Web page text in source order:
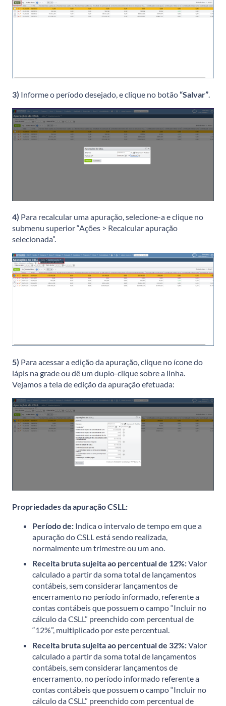
3) Informe o período desejado, e clique no botão“Salvar”.
4) Para recalcular uma apuração, selecione-a e clique no
submenu superior “Ações > Recalcular apuração
selecionada”.
5) Para acessar a edição da apuração, clique no ícone do
lápis na grade ou dê um duplo-clique sobre a linha.
Vejamos a tela de edição da apuração efetuada:
Propriedades da apuração CSLL:
Período de: Indica o intervalo de tempo em que a
apuração do CSLL está sendo realizada,
normalmente um trimestre ou um ano.
Receita bruta sujeita ao percentual de 12%:Valor
calculado a partir da soma total de lançamentos
contábeis, sem considerar lançamentos de
encerramento no período informado, referente a
contas contábeis que possuem o campo “Incluir no
cálculo da CSLL” preenchido com percentual de
“12%”, multiplicado por este percentual.
Receita bruta sujeita ao percentual de 32%:Valor
calculado a partir da soma total de lançamentos
contábeis, sem considerar lançamentos de
encerramento, no período informado referente a
contas contábeis que possuem o campo “Incluir no
cálculo da CSLL” preenchido com percentual de